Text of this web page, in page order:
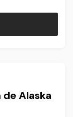
Alaska